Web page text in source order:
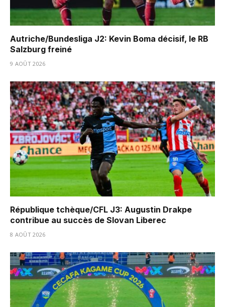
Autriche/Bundesliga J2: Kevin Boma décisif, le RB
Salzburg freiné
9 AOÛT 2026
République tchèque/CFL J3: Augustin Drakpe
contribue au succès de Slovan Liberec
8 AOÛT 2026